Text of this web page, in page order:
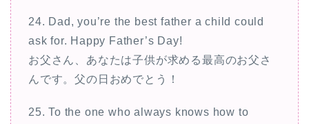
24. Dad, you’re the best father a child could
ask for. Happy Father’s Day!
お父さん、あなたは子供が求める最高のお父さ
んです。父の日おめでとう！
25. To the one who always knows how to